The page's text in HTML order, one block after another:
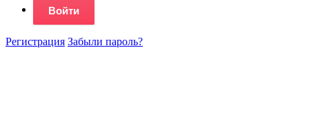
Войти
Регистрация Забыли пароль?